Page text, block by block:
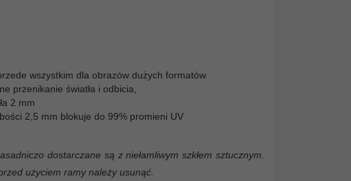
wszystkim dla obrazów dużych formatów
przenikanie światła i odbicia,
2 mm
2,5 mm blokuje do 99% promieni UV
dostarczane są z niełamliwym szkłem sztucznym.
użyciem ramy należy usunąć.